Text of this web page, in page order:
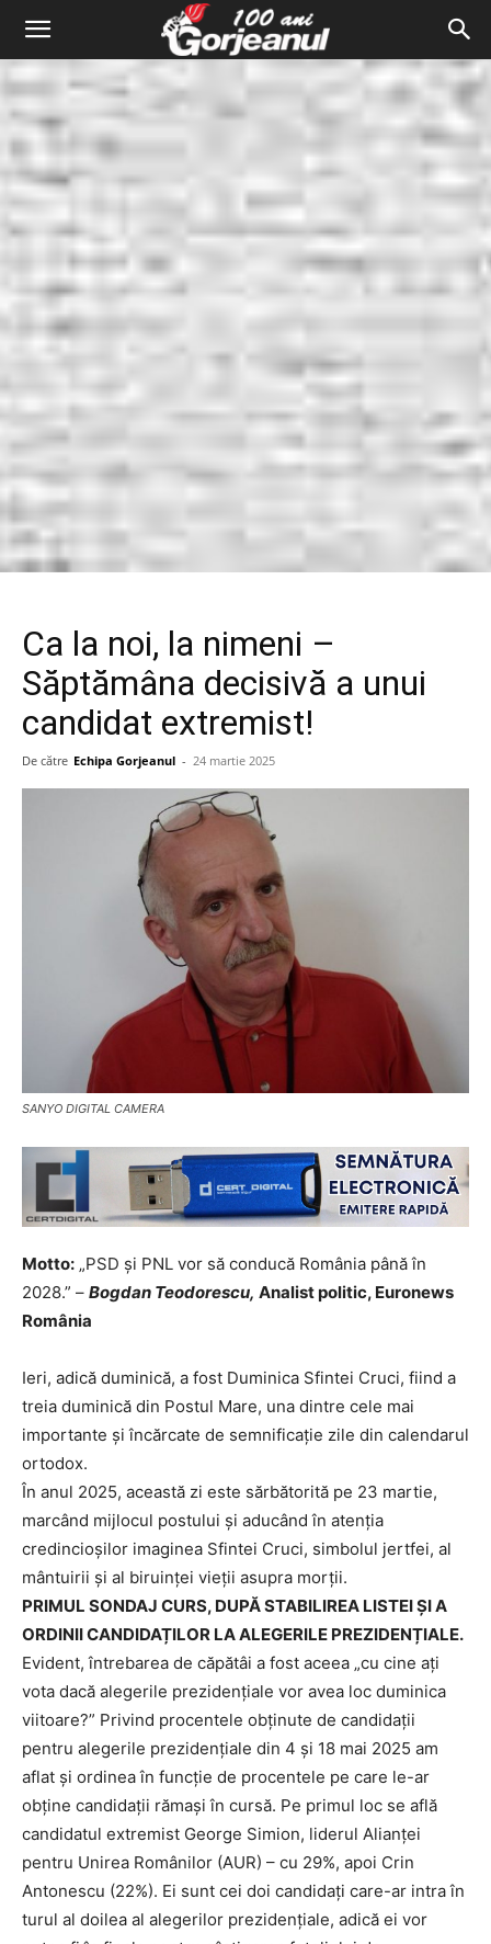
Ca la noi, la nimeni –
Săptămâna decisivă a unui
candidat extremist!
De către Echipa Gorjeanul - 24 martie 2025
SANYO DIGITAL CAMERA
Motto: „PSD și PNL vor să conducă România până în
2028.” – Bogdan Teodorescu, Analist politic, Euronews
România
Ieri, adică duminică, a fost Duminica Sfintei Cruci, fiind a
treia duminică din Postul Mare, una dintre cele mai
importante și încărcate de semnificație zile din calendarul
ortodox.
În anul 2025, această zi este sărbătorită pe 23 martie,
marcând mijlocul postului și aducând în atenția
credincioșilor imaginea Sfintei Cruci, simbolul jertfei, al
mântuirii și al biruinței vieții asupra morții.
PRIMUL SONDAJ CURS, DUPĂ STABILIREA LISTEI ȘI A
ORDINII CANDIDAȚILOR LA ALEGERILE PREZIDENȚIALE.
Evident, întrebarea de căpătâi a fost aceea „cu cine ați
vota dacă alegerile prezidențiale vor avea loc duminica
viitoare?” Privind procentele obținute de candidații
pentru alegerile prezidențiale din 4 și 18 mai 2025 am
aflat și ordinea în funcție de procentele pe care le-ar
obține candidații rămași în cursă. Pe primul loc se află
candidatul extremist George Simion, liderul Alianței
pentru Unirea Românilor (AUR) – cu 29%, apoi Crin
Antonescu (22%). Ei sunt cei doi candidați care-ar intra în
turul al doilea al alegerilor prezidențiale, adică ei vor